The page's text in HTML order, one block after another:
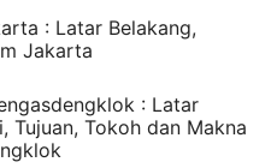
: Latar Belakang,
Jakarta
: Latar
Tujuan, Tokoh dan Makna